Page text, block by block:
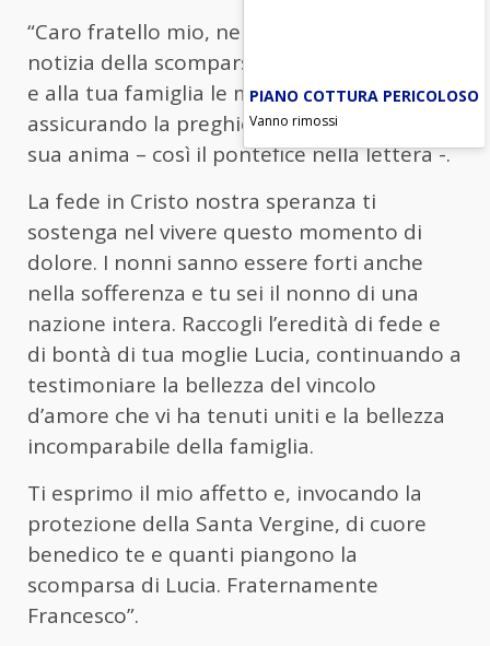
“Caro fratello mio, nell’apprendere la
notizia della scomparsa di Lucia, porgo a te
e alla tua famiglia le mie condoglianze,
assicurando la preghiera in suffragio della
sua anima – così il pontefice nella lettera -.
La fede in Cristo nostra speranza ti
sostenga nel vivere questo momento di
dolore. I nonni sanno essere forti anche
nella sofferenza e tu sei il nonno di una
nazione intera. Raccogli l’eredità di fede e
di bontà di tua moglie Lucia, continuando a
testimoniare la bellezza del vincolo
d’amore che vi ha tenuti uniti e la bellezza
incomparabile della famiglia.
Ti esprimo il mio affetto e, invocando la
protezione della Santa Vergine, di cuore
benedico te e quanti piangono la
scomparsa di Lucia. Fraternamente
Francesco”.
PIANO COTTURA PERICOLOSO
Vanno rimossi